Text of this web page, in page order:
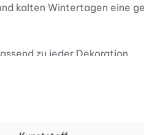
kalten Wintertagen eine
zu jeder Dekoration.